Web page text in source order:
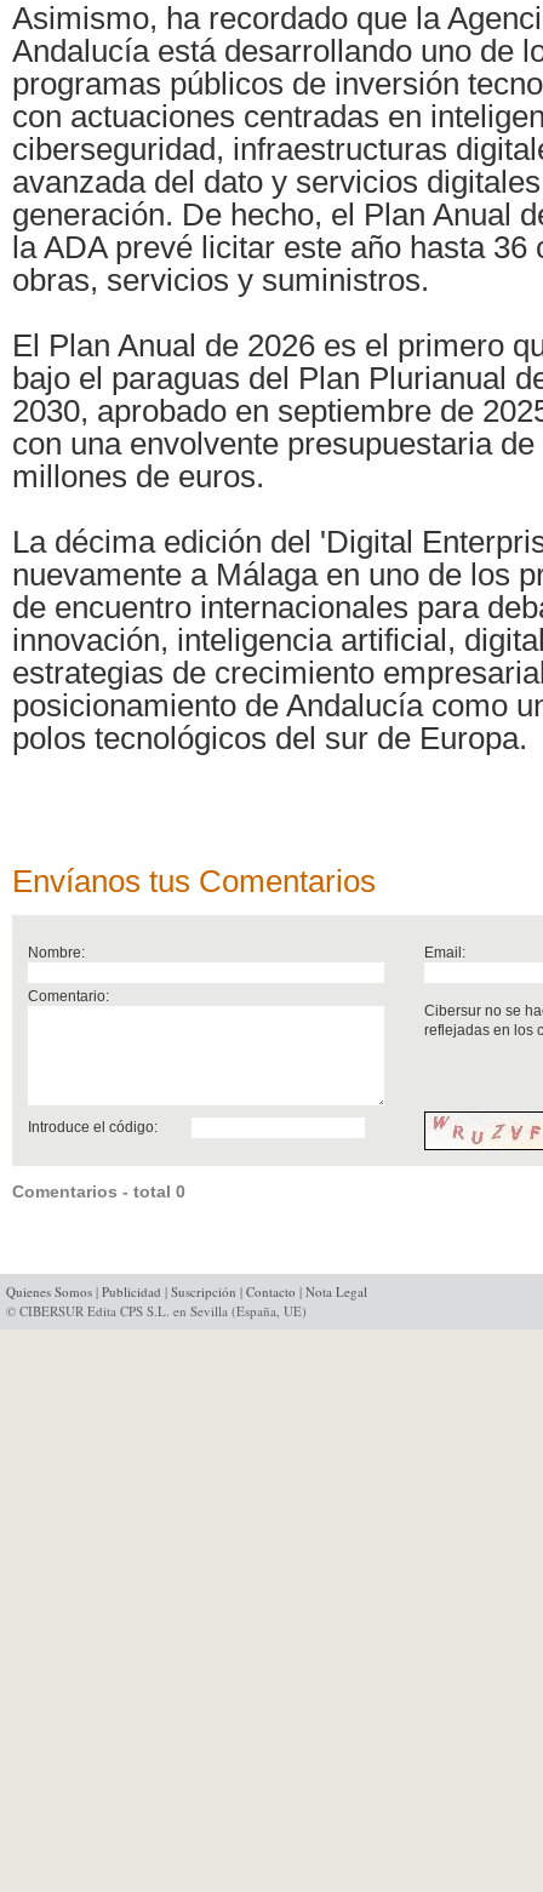
Asimismo, ha recordado que la
Andalucía está desarrollando uno de
programas públicos de inversión
con actuaciones centradas en
ciberseguridad, infraestructuras
avanzada del dato y servicios
generación. De hecho, el Plan Anual
la ADA prevé licitar este año hasta 36
obras, servicios y suministros.
El Plan Anual de 2026 es el primero
bajo el paraguas del Plan Plurianual
2030, aprobado en septiembre de
con una envolvente presupuestaria
millones de euros.
La décima edición del 'Digital
nuevamente a Málaga en uno de los
de encuentro internacionales para
innovación, inteligencia artificial,
estrategias de crecimiento
posicionamiento de Andalucía como
polos tecnológicos del sur de Europa.
Envíanos tus Comentarios
Nombre: Email:
Comentario:
Cibersur no se
reflejadas en los
Introduce el código:
Comentarios - total 0
Quienes Somos | Publicidad | Suscripción | Contacto | Nota Legal
© CIBERSUR Edita CPS S.L. en Sevilla (España, UE)